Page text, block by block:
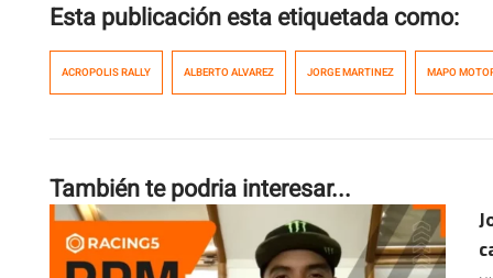
Esta publicación esta etiquetada como:
ACROPOLIS RALLY ALBERTO ALVAREZ JORGE MARTINEZ MAPO
También te podria interesar...